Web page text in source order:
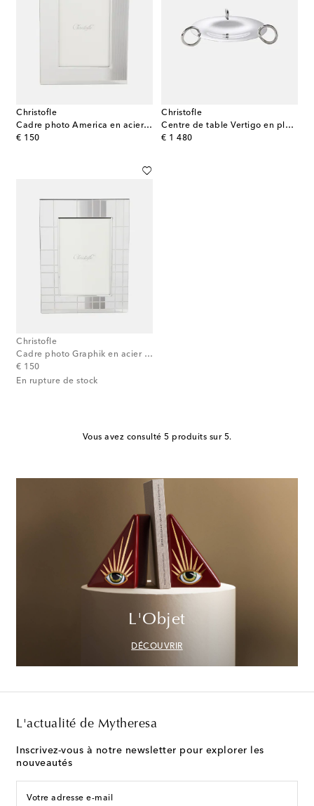
Christofle
Cadre photo America en acier inoxydable
€ 150
original price
Christofle
Centre de table Vertigo en plaqué argent par Andrée Putman
€ 1 480
original price
Christofle
Cadre photo Graphik en acier inoxydable
€ 150
original price
En rupture de stock
Vous avez consulté 5 produits sur 5.
L'Objet
DÉCOUVRIR
L'actualité de Mytheresa
Inscrivez-vous à notre newsletter pour explorer les
nouveautés
Votre adresse e-mail